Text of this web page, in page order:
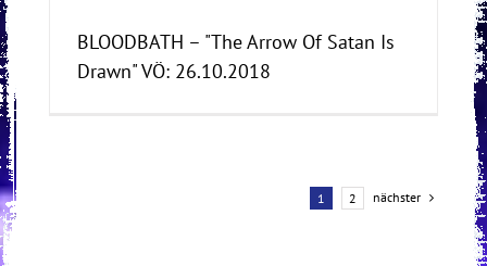
BLOODBATH – "The Arrow Of Satan Is
Drawn" VÖ: 26.10.2018
1 2 nächster